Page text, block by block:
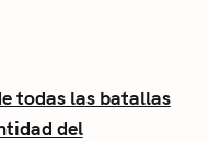
todas las batallas
del